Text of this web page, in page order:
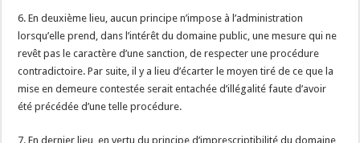
6. En deuxième lieu, aucun principe n’impose à l’administration
lorsqu’elle prend, dans l’intérêt du domaine public, une mesure qui ne
revêt pas le caractère d’une sanction, de respecter une procédure
contradictoire. Par suite, il y a lieu d’écarter le moyen tiré de ce que la
mise en demeure contestée serait entachée d’illégalité faute d’avoir
été précédée d’une telle procédure.
7. En dernier lieu, en vertu du principe d’imprescriptibilité du domaine